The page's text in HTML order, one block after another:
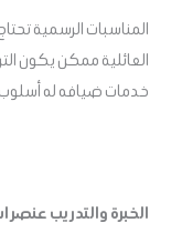
المناسبات الرسمية
العائلية ممكن يكون
خدمات ضيافه له
الخبرة والتدريب